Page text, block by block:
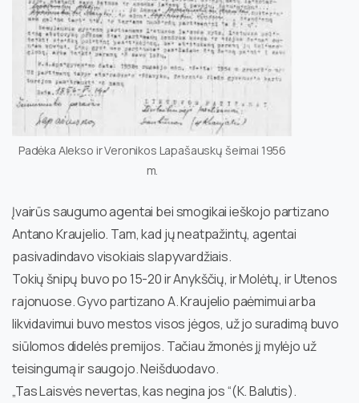
Padėka Alekso ir Veronikos Lapašauskų šeimai 1956
m.
Įvairūs saugumo agentai bei smogikai ieškojo partizano
Antano Kraujelio. Tam, kad jų neatpažintų, agentai
pasivadindavo visokiais slapyvardžiais.
Tokių šnipų buvo po 15-20 ir Anykščių, ir Molėtų, ir Utenos
rajonuose. Gyvo partizano A. Kraujelio paėmimui arba
likvidavimui buvo mestos visos jėgos, už jo suradimą buvo
siūlomos didelės premijos. Tačiau žmonės jį mylėjo už
teisingumą ir saugojo. Neišduodavo.
„Tas Laisvės nevertas, kas negina jos “(K. Balutis).